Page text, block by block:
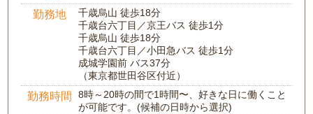
勤務地
千歳烏山 徒歩18分
千歳台六丁目／京王バス 徒歩1分
千歳烏山 徒歩18分
千歳台六丁目／小田急バス 徒歩1分
成城学園前 バス37分
（東京都世田谷区付近）
勤務時間
8時～20時の間で1時間〜、好きな日に働くこと
が可能です。(候補の日時から選択)